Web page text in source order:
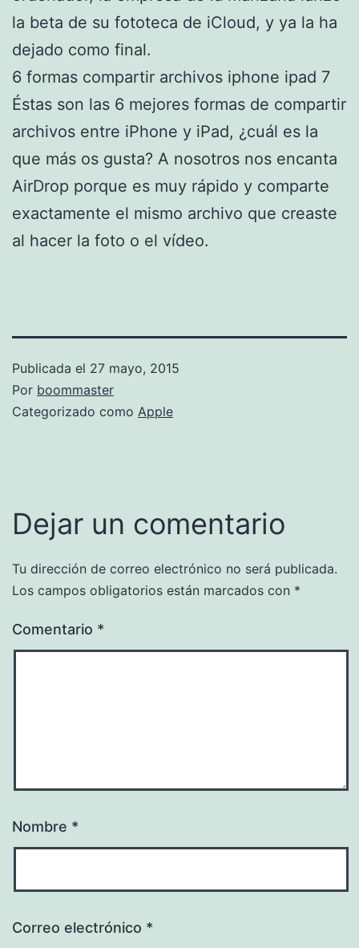
la beta de su fototeca de iCloud, y ya la ha
dejado como final.
6 formas compartir archivos iphone ipad 7
Éstas son las 6 mejores formas de compartir
archivos entre iPhone y iPad, ¿cuál es la
que más os gusta? A nosotros nos encanta
AirDrop porque es muy rápido y comparte
exactamente el mismo archivo que creaste
al hacer la foto o el vídeo.
Publicada el 27 mayo, 2015
Por boommaster
Categorizado como Apple
Dejar un comentario
Tu dirección de correo electrónico no será publicada.
Los campos obligatorios están marcados con *
Comentario *
Nombre *
Correo electrónico *